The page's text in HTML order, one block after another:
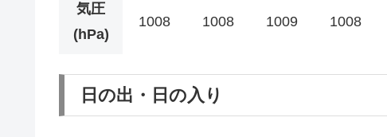
気圧
(hPa)
1008 1008 1009 1008
日の出・日の入り